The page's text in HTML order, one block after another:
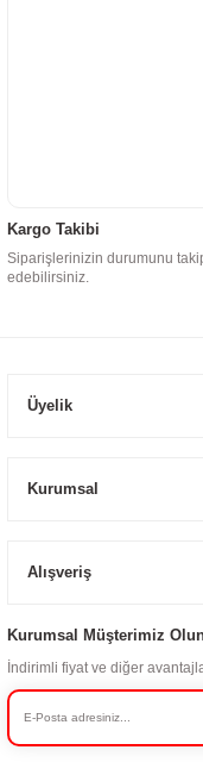
Kargo Takibi
Siparişlerinizin durumunu
edebilirsiniz.
Üyelik
Kurumsal
Alışveriş
Kurumsal Müşterimiz
İndirimli fiyat ve diğer